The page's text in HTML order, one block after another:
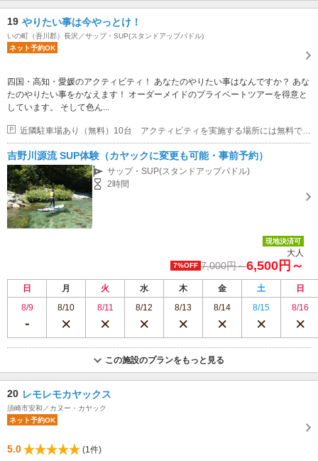
19 やりたい事は今やっとけ！
いの町（吾川郡）長沢／サップ・SUP(スタンドアップパドル)
ネット予約OK
四国・高知・愛媛のアクティビティ！ あなたのやりたい事はなんですか？ あな
たのやりたい事をかなえます！ オーダーメイドのプライベートツアーを得意と
しています。 そして色ん...
近隣駐車場あり（無料）10台 アクティビティを実施する場所には無料で車を止められる場所があります。
吉野川源流 SUP体験（カヤックに変更も可能・事前予約）
サップ・SUP(スタンドアップパドル)
2時間
現地決済可
大人
7%OFF 7,000円～6,500円～
日 月 火 水 木 金 土
日
8/9
8/10 8/11 8/12 8/13 8/14 8/15 8/16
この施設のプランをもっと見る
20 レモレモカヤックス
須崎市安和／カヌー・カヤック
ネット予約OK
5.0 (1件)